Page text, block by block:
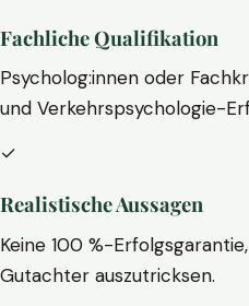
Fachliche Qualifikation
Psycholog:innen oder
und Verkehrspsychologie-
✓
Realistische Aussagen
Keine 100 %-
Gutachter auszutricksen.